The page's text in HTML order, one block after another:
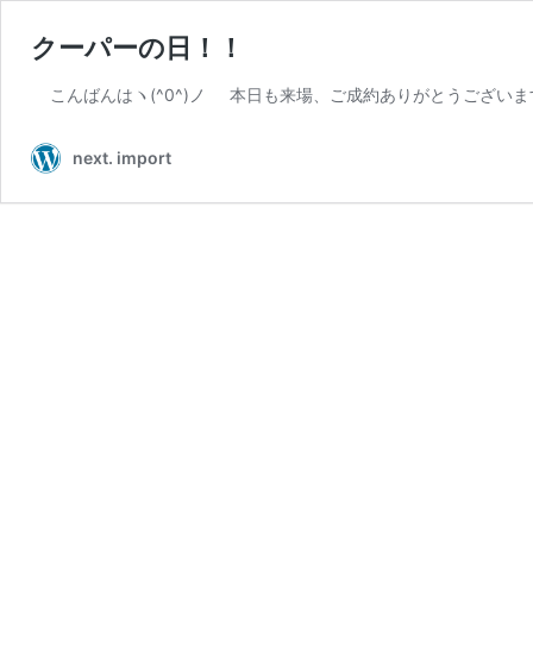
クーパーの日！！
こんばんはヽ(^0^)ノ 本日も来場、ご成約ありがとうござ
next. import